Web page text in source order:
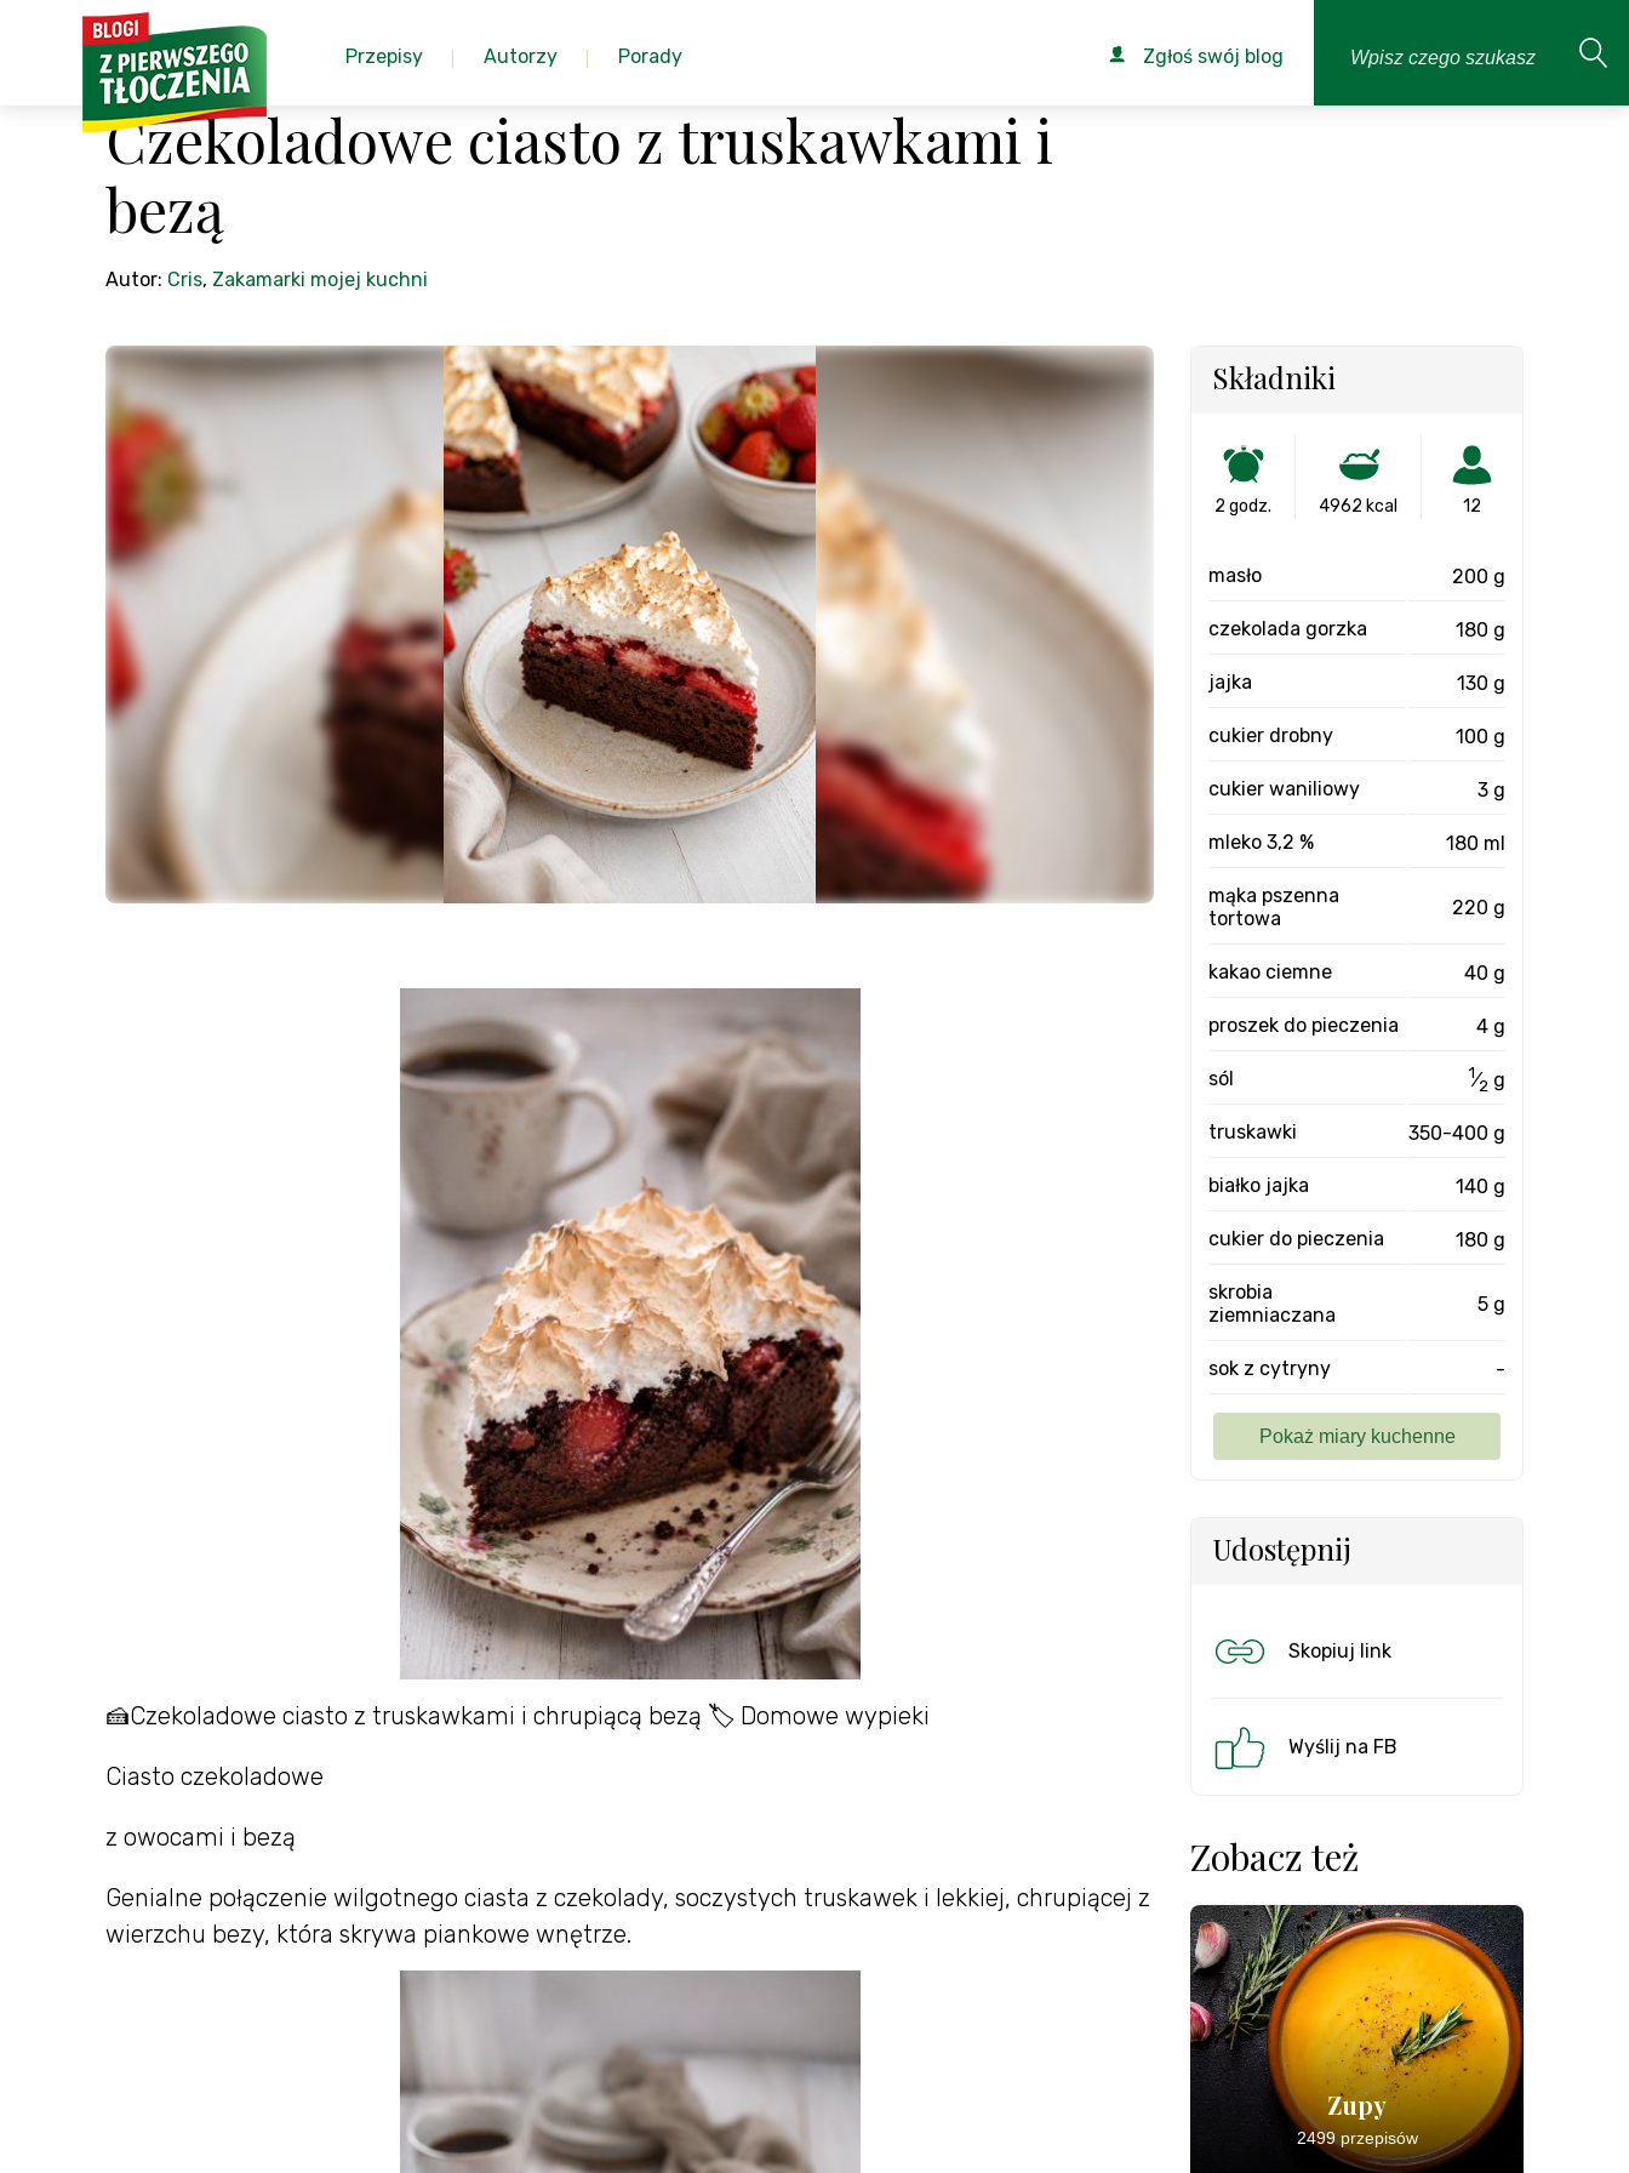
Przepisy Autorzy Porady Zgłoś swój blog
Czekoladowe ciasto z truskawkami i
bezą
Autor: Cris, Zakamarki mojej kuchni
🍰Czekoladowe ciasto z truskawkami i chrupiącą bezą 🏷 Domowe wypieki
Ciasto czekoladowe
z owocami i bezą
Genialne połączenie wilgotnego ciasta z czekolady, soczystych truskawek i lekkiej, chrupiącej z
wierzchu bezy, która skrywa piankowe wnętrze.
Składniki
2 godz. 4962 kcal 12
masło 200 g
czekolada gorzka 180 g
jajka 130 g
cukier drobny 100 g
cukier waniliowy 3 g
mleko 3,2 % 180 ml
mąka pszenna
tortowa
220 g
kakao ciemne 40 g
proszek do pieczenia 4 g
sól 1⁄2 g
truskawki 350-400 g
białko jajka 140 g
cukier do pieczenia 180 g
skrobia
ziemniaczana
5 g
sok z cytryny -
Udostępnij
Skopiuj link
Wyślij na FB
Zobacz też
Zupy
2499 przepisów